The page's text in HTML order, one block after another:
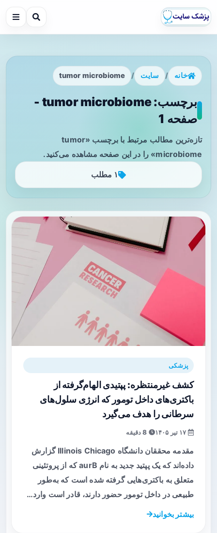
خانه / سایت /
tumor microbiome
برچسب: tumor microbiome -
صفحه 1
تازه‌ترین مطالب مرتبط با برچسب «tumor
microbiome» را در این صفحه مشاهده می‌کنید.
۱ مطلب
پزشکی
کشف غیرمنتظره: پپتیدی الهام‌گرفته از
باکتری‌های داخل تومور که انرژی سلول‌های
سرطانی را هدف می‌گیرد
مقدمه محققان دانشگاه Illinois Chicago گزارش
داده‌اند که یک پپتید جدید به نام aurB که از پروتئینی
متعلق به باکتری‌هایی گرفته شده است که به‌طور
طبیعی در داخل تومور حضور دارند، قادر است وارد…
بیشتر بخوانید